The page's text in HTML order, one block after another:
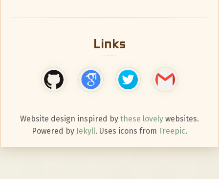
Links
Website design inspired by these lovely websites.
Powered by Jekyll. Uses icons from Freepic.